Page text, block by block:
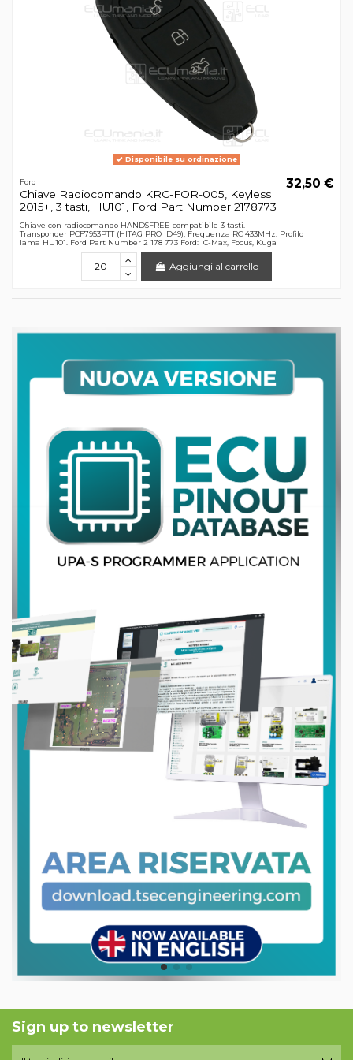
Disponibile su ordinazione
Ford
Chiave Radiocomando KRC-FOR-005, Keyless
2015+, 3 tasti, HU101, Ford Part Number 2178773
32,50 €
Chiave con radiocomando HANDSFREE compatibile 3 tasti.
Transponder PCF7953PTT (HITAG PRO ID49), Frequenza RC 433MHz. Profilo
lama HU101. Ford Part Number 2 178 773 Ford: C-Max, Focus, Kuga
Aggiungi al carrello
Sign up to newsletter